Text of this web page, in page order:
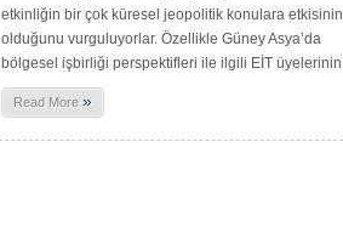
etkinliğin bir çok küresel jeopolitik konulara etkisinin
olduğunu vurguluyorlar. Özellikle Güney Asya’da
bölgesel işbirliği perspektifleri ile ilgili EİT üyelerinin
Read More »